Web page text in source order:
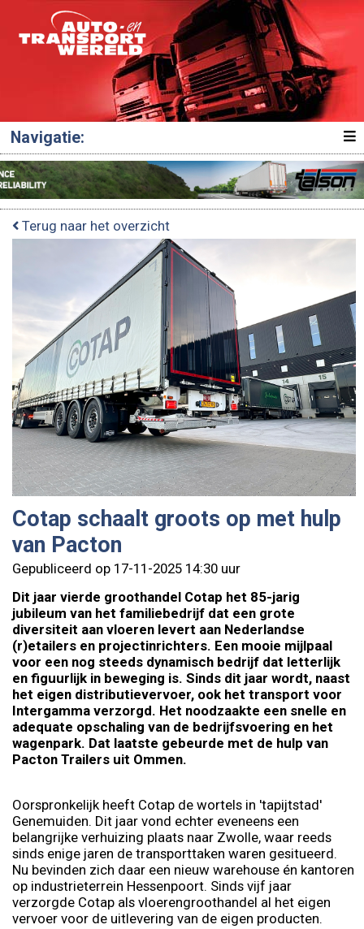
Navigatie:
Terug naar het overzicht
Cotap schaalt groots op met hulp
van Pacton
Gepubliceerd op 17-11-2025 14:30 uur
Dit jaar vierde groothandel Cotap het 85-jarig
jubileum van het familiebedrijf dat een grote
diversiteit aan vloeren levert aan Nederlandse
(r)etailers en projectinrichters. Een mooie mijlpaal
voor een nog steeds dynamisch bedrijf dat letterlijk
en figuurlijk in beweging is. Sinds dit jaar wordt, naast
het eigen distributievervoer, ook het transport voor
Intergamma verzorgd. Het noodzaakte een snelle en
adequate opschaling van de bedrijfsvoering en het
wagenpark. Dat laatste gebeurde met de hulp van
Pacton Trailers uit Ommen.
Oorspronkelijk heeft Cotap de wortels in 'tapijtstad'
Genemuiden. Dit jaar vond echter eveneens een
belangrijke verhuizing plaats naar Zwolle, waar reeds
sinds enige jaren de transporttaken waren gesitueerd.
Nu bevinden zich daar een nieuw warehouse én kantoren
op industrieterrein Hessenpoort. Sinds vijf jaar
verzorgde Cotap als vloerengroothandel al het eigen
vervoer voor de uitlevering van de eigen producten.